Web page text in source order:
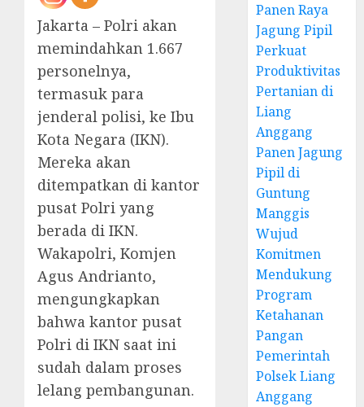
Jakarta – Polri akan
memindahkan 1.667
personelnya,
termasuk para
jenderal polisi, ke Ibu
Kota Negara (IKN).
Mereka akan
ditempatkan di kantor
pusat Polri yang
berada di IKN.
Wakapolri, Komjen
Agus Andrianto,
mengungkapkan
bahwa kantor pusat
Polri di IKN saat ini
sudah dalam proses
lelang pembangunan.
Panen Raya
Jagung Pipil
Perkuat
Produktivitas
Pertanian di
Liang
Anggang
Panen Jagung
Pipil di
Guntung
Manggis
Wujud
Komitmen
Mendukung
Program
Ketahanan
Pangan
Pemerintah
Polsek Liang
Anggang